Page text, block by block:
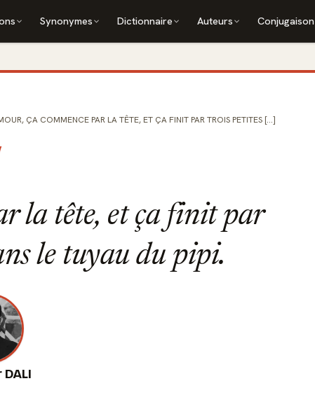
Synonymes Dictionnaire Auteurs Conjugaison
ÇA COMMENCE PAR LA TÊTE, ET ÇA FINIT PAR TROIS PETITES [...]
la tête, et ça finit par
le tuyau du pipi.